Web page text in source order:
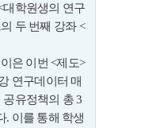
대학원생의 연구
두 번째 강좌 <
은 이번 <제도>
연구데이터 매
유정책의 총 3
. 이를 통해 학생